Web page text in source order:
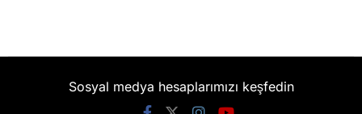
Sosyal medya hesaplarımızı keşfedin